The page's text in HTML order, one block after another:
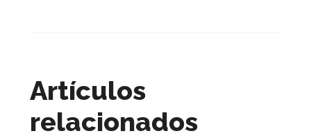
Artículos
relacionados